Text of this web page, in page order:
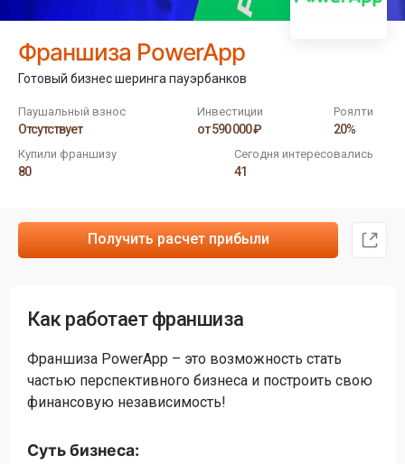
Франшиза PowerApp
Готовый бизнес шеринга пауэрбанков
Паушальный взнос
Отсутствует
Инвестиции
от 590 000 ₽
Роялти
20%
Купили франшизу
80
Сегодня интересовались
41
Получить расчет прибыли
Как работает франшиза
Франшиза PowerApp – это возможность стать
частью перспективного бизнеса и построить свою
финансовую независимость!
Суть бизнеса: